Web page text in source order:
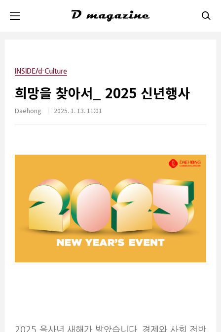
INSIDE/d-Culture
희망을 찾아서_ 2025 신년행사
Daehong 2025. 1. 13. 11:01
2025 을사년 새해가 밝았습니다. 경제와 사회 전반